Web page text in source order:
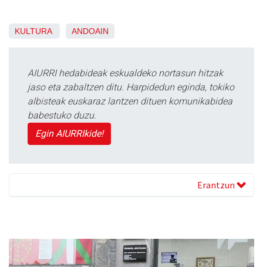
KULTURA ANDOAIN
AIURRI hedabideak eskualdeko nortasun hitzak
jaso eta zabaltzen ditu. Harpidedun eginda, tokiko
albisteak euskaraz lantzen dituen komunikabidea
babestuko duzu.
Egin AIURRIkide!
Erantzun